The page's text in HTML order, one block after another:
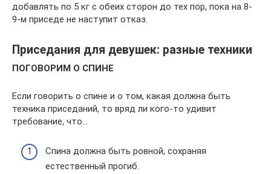
добавлять по 5 кг с обеих сторон до тех пор, пока на 8-
9-м приседе не наступит отказ.
Приседания для девушек: разные техники
ПОГОВОРИМ О СПИНЕ
Если говорить о спине и о том, какая должна быть
техника приседаний, то вряд ли кого-то удивит
требование, что…
Спина должна быть ровной, сохраняя
естественный прогиб.